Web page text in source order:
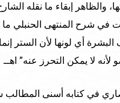
والظاهر إبقاء ما نقله
في شرح المنتهى الحنبلي
أي لونها لأن الستر
لا يمكن التحرز عنه” اهــ
في كتابه أسنى